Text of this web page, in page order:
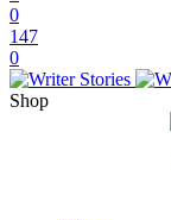
0
147
0
Shop